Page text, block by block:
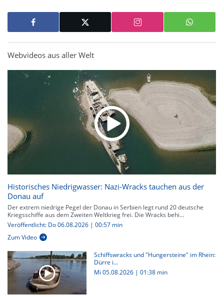
Webvideos aus aller Welt
Historisches Niedrigwasser: Nazi-Wracks tauchen aus der
Donau auf
Der extrem niedrige Pegel der Donau in Serbien legt rund 20 deutsche
Kriegsschiffe aus dem Zweiten Weltkrieg frei. Die Wracks behi...
Veröffentlicht: Do 06.08.2026 | 00:57 min
Zum Video
Schiffswracks und "Hungersteine" im Rhein:
Dürre i...
Mi 05.08.2026 | 01:38 min